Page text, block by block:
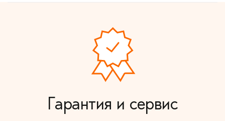
Гарантия и сервис